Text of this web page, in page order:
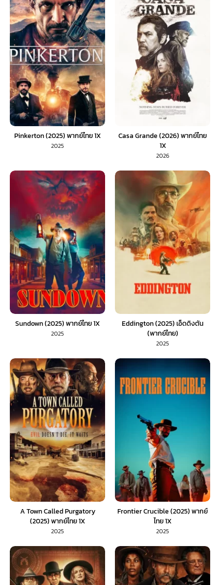
Pinkerton (2025) พากย์ไทย 1X
2025
Casa Grande (2026) พากย์ไทย
1X
2026
Sundown (2025) พากย์ไทย 1X
2025
Eddington (2025) เอ็ดดิงตัน
(พากย์ไทย)
2025
A Town Called Purgatory
(2025) พากย์ไทย 1X
2025
Frontier Crucible (2025) พากย์
ไทย 1X
2025